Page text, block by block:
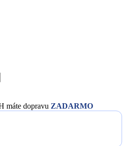
máte dopravu ZADARMO